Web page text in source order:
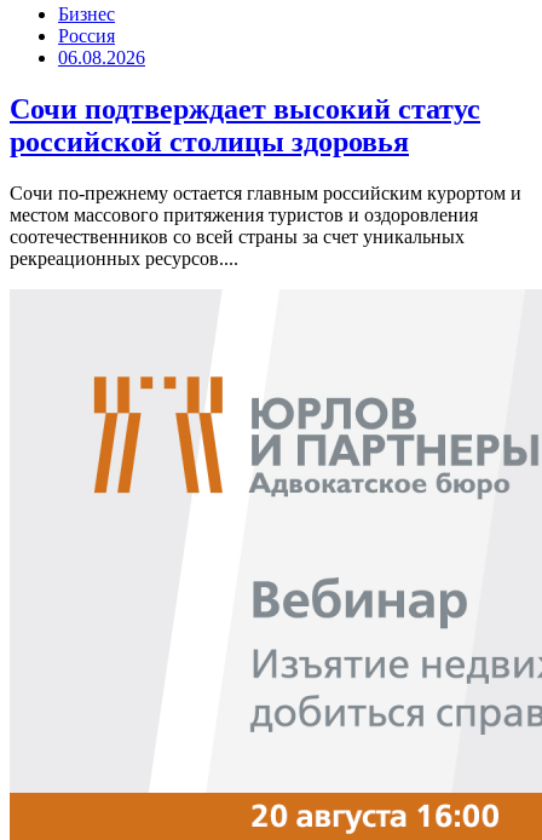
Бизнес
Россия
06.08.2026
Сочи подтверждает высокий статус
российской столицы здоровья
Сочи по-прежнему остается главным российским курортом и
местом массового притяжения туристов и оздоровления
соотечественников со всей страны за счет уникальных
рекреационных ресурсов....